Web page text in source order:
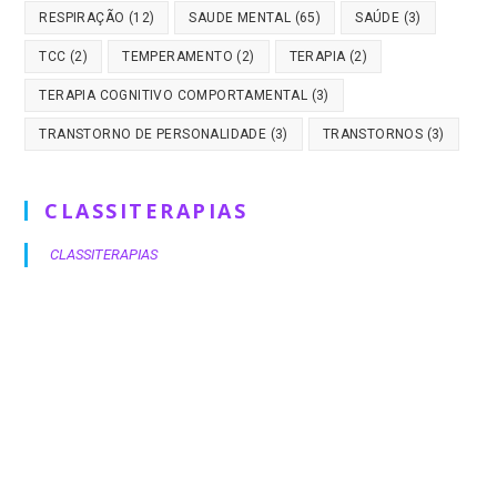
RESPIRAÇÃO (12) SAUDE MENTAL (65) SAÚDE (3)
TCC (2) TEMPERAMENTO (2) TERAPIA(2)
TERAPIA COGNITIVO COMPORTAMENTAL (3)
TRANSTORNO DE PERSONALIDADE (3) TRANSTORNOS (3)
CLASSITERAPIAS
CLASSITERAPIAS